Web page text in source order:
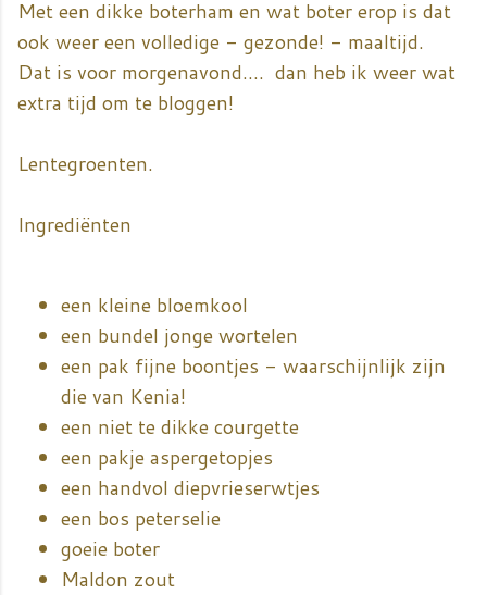
Met een dikke boterham en wat boter erop is dat
ook weer een volledige - gezonde! - maaltijd.
Dat is voor morgenavond.... dan heb ik weer wat
extra tijd om te bloggen!
Lentegroenten.
Ingrediënten
een kleine bloemkool
een bundel jonge wortelen
een pak fijne boontjes - waarschijnlijk zijn
die van Kenia!
een niet te dikke courgette
een pakje aspergetopjes
een handvol diepvrieserwtjes
een bos peterselie
goeie boter
Maldon zout